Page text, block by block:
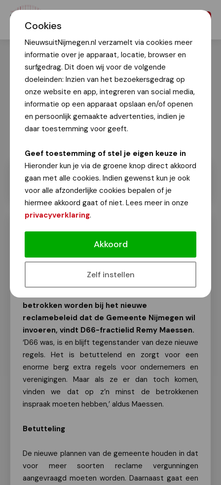
Cookies
NieuwsuitNijmegen.nl verzamelt via cookies meer
informatie over je apparaat, locatie, browser en
surfgedrag. Dit doen wij voor de volgende
doeleinden: Inzien van het bezoekersgedrag op
onze website en app, integreren van social media,
informatie op een apparaat opslaan en/of openen
en persoonlijk gemaakte advertenties, indien je
daar toestemming voor geeft.
Geef toestemming of stel je eigen keuze in
Hieronder kun je via de groene knop direct akkoord
gaan met alle cookies. Indien gewenst kun je ook
voor alle afzonderlijke cookies bepalen of je
hiermee akkoord gaat of niet. Lees meer in onze
privacyverklaring.
Akkoord
Zelf instellen
D66: Betrek verenigingen en
ondernemers bij nieuw reclamebeleid
Van onze redactie
3 december 2016
betrokken worden bij het nieuwe
reclamebeleid dat de Gemeente Nijmegen wil
invoeren, vindt D66-fractielid Remy Maessen.
‘D66 was, is en blijft tegenstander van deze nieuwe
regels. Het is betuttelend en zorgt voor een
enorme berg extra regels voor ondernemers en
verenigingen. Maar als ze er dan toch komen,
vinden we dat op z’n minst de betrokkenen
inspraak moeten hebben,’ aldus Maessen.
Betutteling
De nieuwe plannen van de gemeente houden in dat
voor meer soorten reclame vergunningen
aangevraagd moeten worden. Daarnaast gaat een